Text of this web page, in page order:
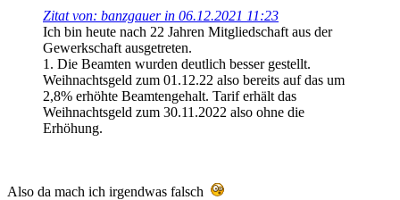
Zitat von: banzgauer in 06.12.2021 11:23
Ich bin heute nach 22 Jahren Mitgliedschaft aus der
Gewerkschaft ausgetreten.
1. Die Beamten wurden deutlich besser gestellt.
Weihnachtsgeld zum 01.12.22 also bereits auf das um
2,8% erhöhte Beamtengehalt. Tarif erhält das
Weihnachtsgeld zum 30.11.2022 also ohne die
Erhöhung.
Also da mach ich irgendwas falsch